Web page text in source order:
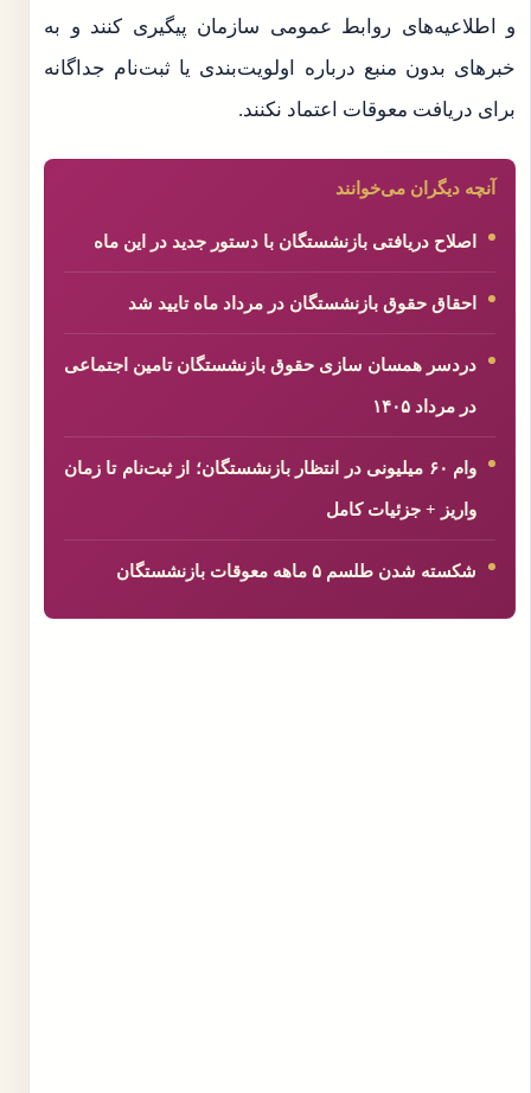
و اطلاعیه‌های روابط عمومی سازمان پیگیری کنند و به
خبرهای بدون منبع درباره اولویت‌بندی یا ثبت‌نام جداگانه
برای دریافت معوقات اعتماد نکنند.
آنچه دیگران می‌خوانند
اصلاح دریافتی بازنشستگان با دستور جدید در این ماه
احقاق حقوق بازنشستگان در مرداد ماه تایید شد
دردسر همسان سازی حقوق بازنشستگان تامین اجتماعی
در مرداد ۱۴۰۵
وام ۶۰ میلیونی در انتظار بازنشستگان؛ از ثبت‌نام تا زمان
واریز + جزئیات کامل
شکسته شدن طلسم ۵ ماهه معوقات بازنشستگان